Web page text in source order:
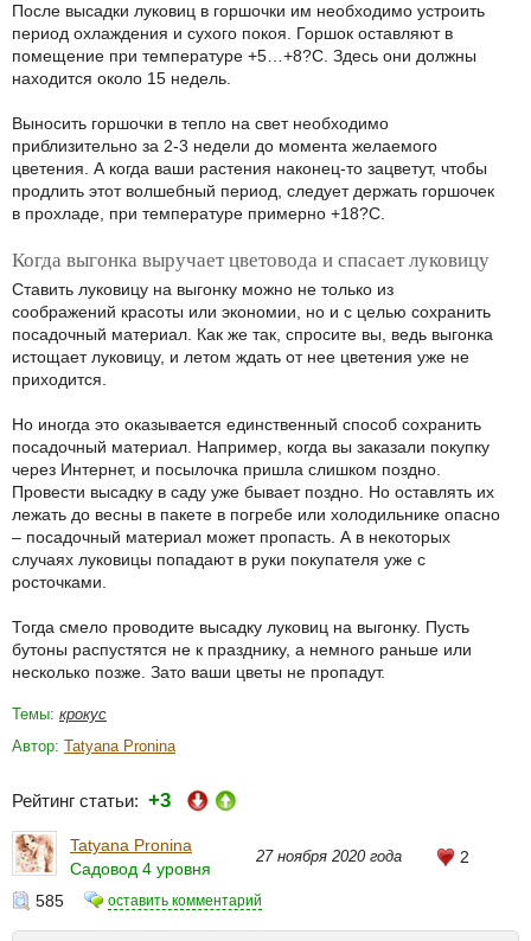
После высадки луковиц в горшочки им необходимо устроить
период охлаждения и сухого покоя. Горшок оставляют в
помещение при температуре +5…+8?С. Здесь они должны
находится около 15 недель.
Выносить горшочки в тепло на свет необходимо
приблизительно за 2-3 недели до момента желаемого
цветения. А когда ваши растения наконец-то зацветут, чтобы
продлить этот волшебный период, следует держать горшочек
в прохладе, при температуре примерно +18?С.
Когда выгонка выручает цветовода и спасает луковицу
Ставить луковицу на выгонку можно не только из
соображений красоты или экономии, но и с целью сохранить
посадочный материал. Как же так, спросите вы, ведь выгонка
истощает луковицу, и летом ждать от нее цветения уже не
приходится.
Но иногда это оказывается единственный способ сохранить
посадочный материал. Например, когда вы заказали покупку
через Интернет, и посылочка пришла слишком поздно.
Провести высадку в саду уже бывает поздно. Но оставлять их
лежать до весны в пакете в погребе или холодильнике опасно
– посадочный материал может пропасть. А в некоторых
случаях луковицы попадают в руки покупателя уже с
росточками.
Тогда смело проводите высадку луковиц на выгонку. Пусть
бутоны распустятся не к празднику, а немного раньше или
несколько позже. Зато ваши цветы не пропадут.
Темы: крокус
Автор: Tatyana Pronina
Рейтинг статьи: +3
Tatyana Pronina
Садовод 4 уровня
27 ноября 2020 года 2
585 оставить комментарий